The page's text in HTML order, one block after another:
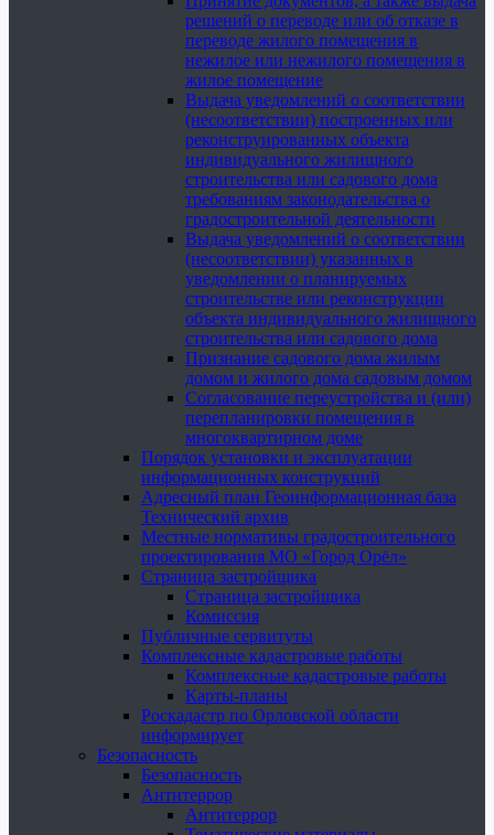
решений о переводе или об отказе в
переводе жилого помещения в
нежилое или нежилого помещения в
жилое помещение
Выдача уведомлений о соответствии
(несоответствии) построенных или
реконструированных объекта
индивидуального жилищного
строительства или садового дома
требованиям законодательства о
градостроительной деятельности
Выдача уведомлений о соответствии
(несоответствии) указанных в
уведомлении о планируемых
строительстве или реконструкции
объекта индивидуального жилищного
строительства или садового дома
Признание садового дома жилым
домом и жилого дома садовым домом
Согласование переустройства и (или)
перепланировки помещения в
многоквартирном доме
Порядок установки и эксплуатации
информационных конструкций
Адресный план Геоинформационная база
Технический архив
Местные нормативы градостроительного
проектирования МО «Город Орёл»
Страница застройщика
Страница застройщика
Комиссия
Публичные сервитуты
Комплексные кадастровые работы
Комплексные кадастровые работы
Карты-планы
Роскадастр по Орловской области
информирует
Безопасность
Безопасность
Антитеррор
Антитеррор